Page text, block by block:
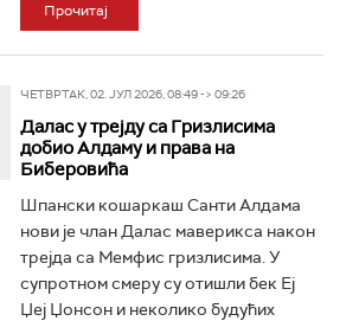
Прочитај
ЧЕТВРТАК, 02. ЈУЛ 2026, 08:49 -> 09:26
Далас у трејду са Гризлисима
добио Алдаму и права на
Биберовића
Шпански кошаркаш Санти Алдама
нови је члан Далас маверикса након
трејда са Мемфис гризлисима. У
супротном смеру су отишли бек Еј
Џеј Џонсон и неколико будућих